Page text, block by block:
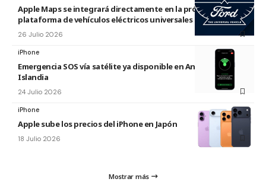
Apple Maps se integrará directamente en la próxima
plataforma de vehículos eléctricos universales de Ford
26 Julio 2026
iPhone
Emergencia SOS vía satélite ya disponible en Andorra e
Islandia
24 Julio 2026
iPhone
Apple sube los precios del iPhone en Japón
18 Julio 2026
Mostrar más